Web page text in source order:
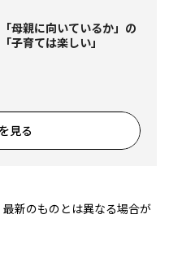
母親に向いているか」の
子育ては楽しい」
見る
新のものとは異なる場合が